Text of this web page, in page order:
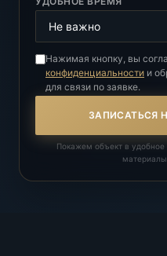
Нажимая кнопку, вы
конфиденциальности и
для связи по заявке.
ЗАПИСАТЬСЯ
Покажем объект в
материалы